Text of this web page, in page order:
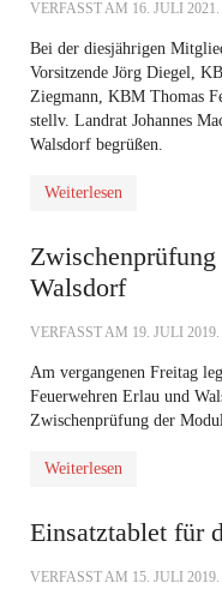
VERFASST AM 16. JULI 2021.
Bei der diesjährigen
Vorsitzende Jörg Diegel,
Ziegmann, KBM Thomas
stellv. Landrat Johannes
Walsdorf begrüßen.
Weiterlesen
Walsdorf
VERFASST AM 19. JULI 2019.
Am vergangenen Freitag
Feuerwehren Erlau und
Zwischenprüfung der
Weiterlesen
Einsatztablet für
VERFASST AM 15. JULI 2019.